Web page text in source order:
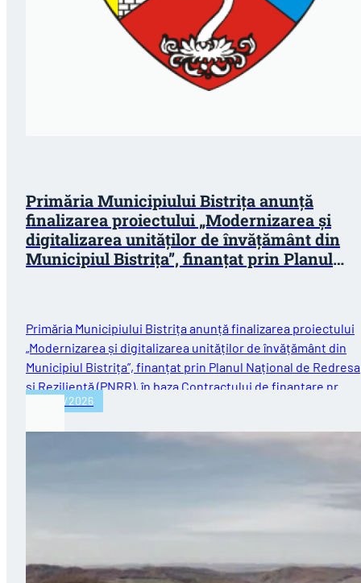
Primăria Municipiului Bistrița anunță
finalizarea proiectului „Modernizarea și
digitalizarea unităților de învățământ din
Municipiul Bistrița”, finanțat prin Planul
Primăria Municipiului Bistrița anunță finalizarea proiectului
„Modernizarea și digitalizarea unităților de învățământ din
Municipiul Bistrița”, finanțat prin Planul Național de
și Reziliență (PNRR), în baza Contractului de finanțare nr.…
30/07/2026